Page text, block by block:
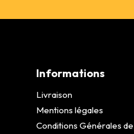
Informations
Livraison
Mentions légales
Conditions Générales